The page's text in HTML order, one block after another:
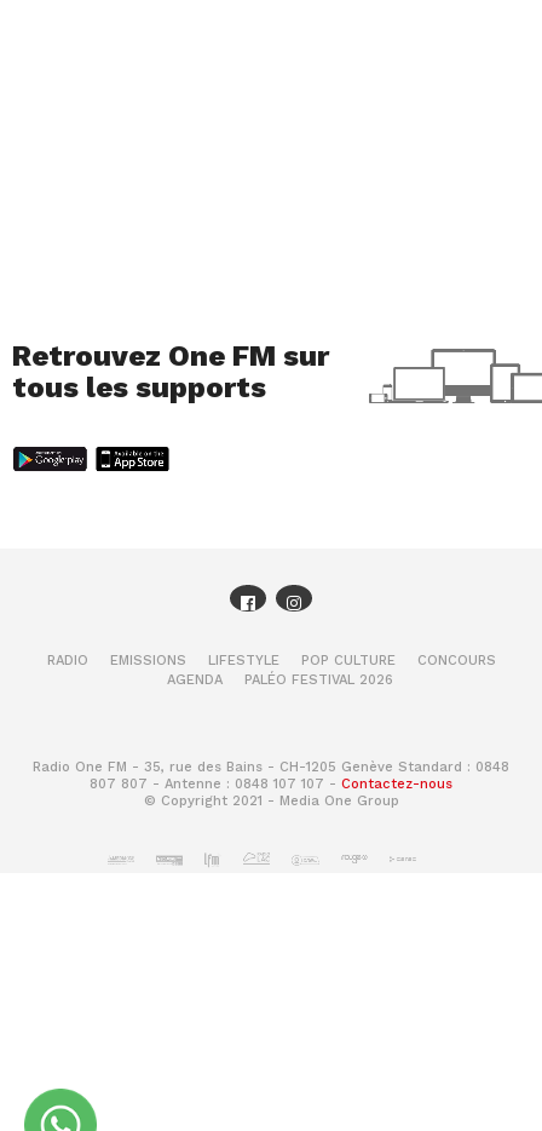
Retrouvez One FM sur
tous les supports
RADIO EMISSIONS LIFESTYLE POP CULTURE
CONCOURS
AGENDA
PALÉO FESTIVAL 2026
Radio One FM - 35, rue des Bains - CH-1205 Genève Standard : 0848
807 807 - Antenne : 0848 107 107 - Contactez-nous
© Copyright 2021 - Media One Group